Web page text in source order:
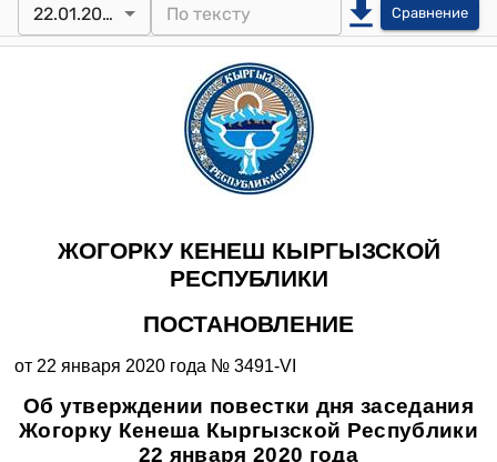
22.01.2020 Сравнение